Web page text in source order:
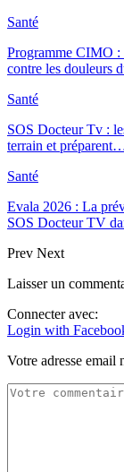
Santé
Programme CIMO
contre les douleurs
Santé
SOS Docteur Tv :
terrain et
Santé
Evala 2026 : La
SOS Docteur TV
Prev Next
Laisser un
Connecter avec:
Login with
Votre adresse email